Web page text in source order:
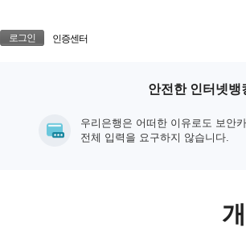
로그인 인증센터
안전한 인터넷뱅
우리은행은 어떠한 이유로도 보안
전체 입력을 요구하지 않습니다.